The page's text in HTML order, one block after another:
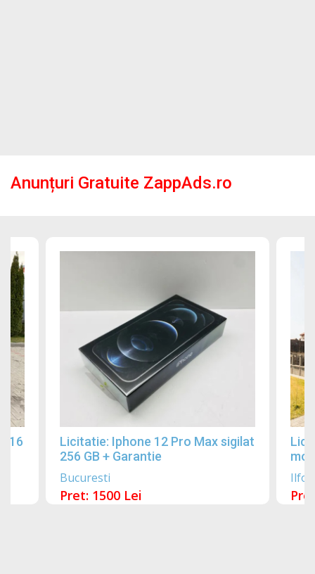
Anunțuri Gratuite ZappAds.ro
Licitatie: Iphone 12 Pro Max sigilat
256 GB + Garantie
Bucuresti
Pret: 1500 Lei
Ilfov